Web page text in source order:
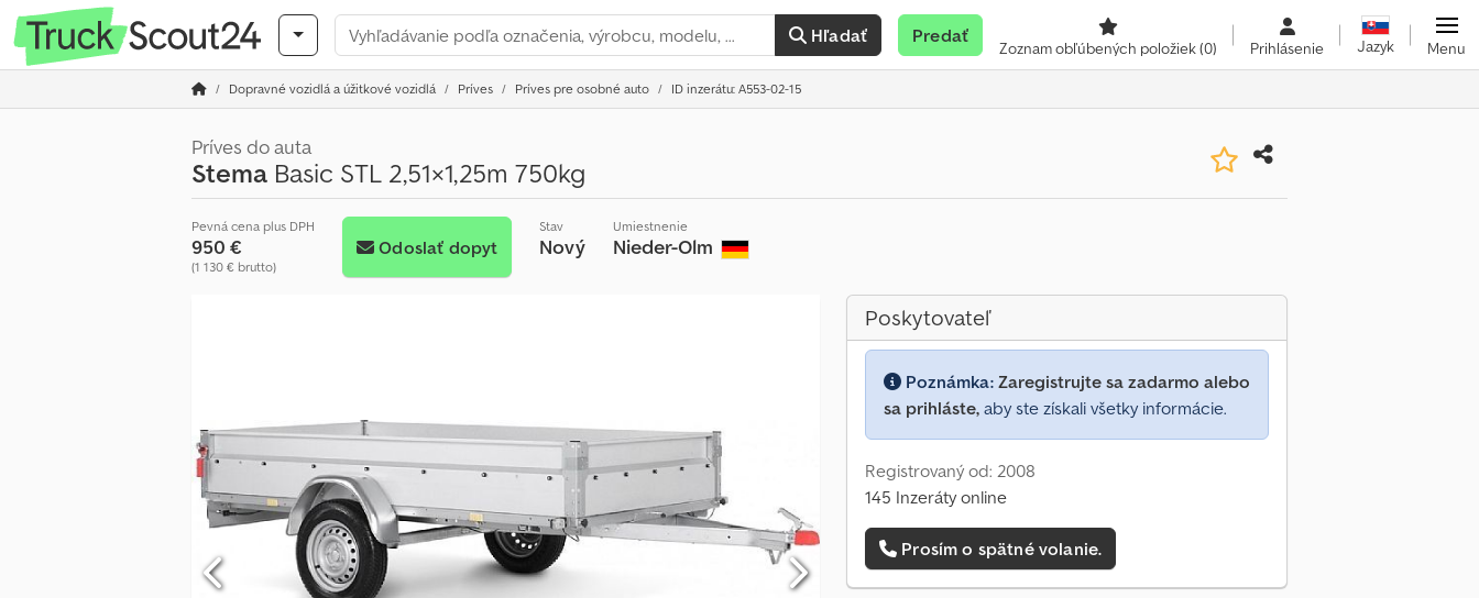
Hľadať Predať
Zoznam obľúbených položiek(0) Prihlásenie Jazyk Menu
Dopravné vozidlá a úžitkové vozidlá Príves Príves pre osobné auto ID inzerátu: A553-02-15
Príves do auta
Stema Basic STL 2,51×1,25m 750kg
Pevná cena plus DPH
950 €
(1 130 € brutto)
Odoslať dopyt
Stav
Nový
Umiestnenie
Nieder-Olm
Poskytovateľ
Poznámka: Zaregistrujte sa zadarmo alebo
sa prihláste, aby ste získali všetky informácie.
Registrovaný od: 2008
145 Inzeráty online
Prosím o spätné volanie.